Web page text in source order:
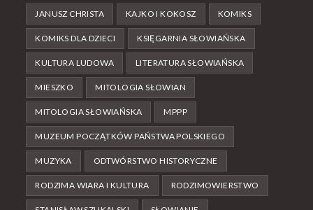
JANUSZ CHRISTA KAJKO I KOKOSZ KOMIKS
KOMIKS DLA DZIECI KSIĘGARNIA SŁOWIAŃSKA
KULTURA LUDOWA LITERATURA SŁOWIAŃSKA
MIESZKO MITOLOGIA SŁOWIAN
MITOLOGIA SŁOWIAŃSKA MPPP
MUZEUM POCZĄTKÓW PAŃSTWA POLSKIEGO
MUZYKA ODTWÓRSTWO HISTORYCZNE
RODZIMA WIARA I KULTURA RODZIMOWIERSTWO